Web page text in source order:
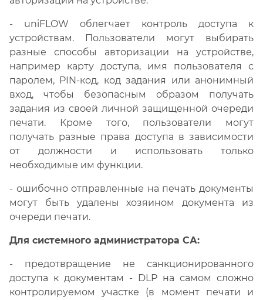
- uniFLOW облегчает контроль доступа к
устройствам. Пользователи могут выбирать
разные способы авторизации на устройстве,
например карту доступа, имя пользователя с
паролем, PIN-код, код задания или анонимный
вход, чтобы безопасным образом получать
задания из своей личной защищенной очереди
печати. Кроме того, пользователи могут
получать разные права доступа в зависимости
от должности и использовать только
необходимые им функции.
- ошибочно отправленные на печать документы
могут быть удалены хозяином документа из
очереди печати.
Для системного администратора СА:
- предотвращение не санкционированного
доступа к документам - DLP на самом сложно
контролируемом участке (в момент печати и